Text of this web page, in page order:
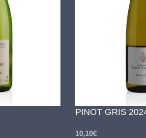
PINOT GRIS
10,10€